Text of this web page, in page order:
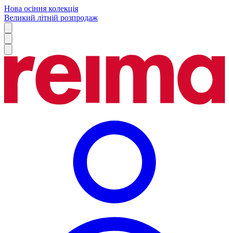
Нова осіння колекція
Великий літній розпродаж